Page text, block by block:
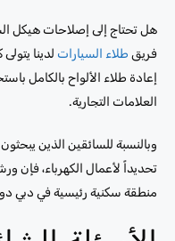
هل تحتاج إلى إصلاحات هيكل
فريق طلاء السيارات لدينا
إعادة طلاء الألواح بالكامل
العلامات التجارية.
وبالنسبة للسائقين الذين
تحديداً لأعمال الكهرباء، فإن
منطقة سكنية رئيسية في دبي